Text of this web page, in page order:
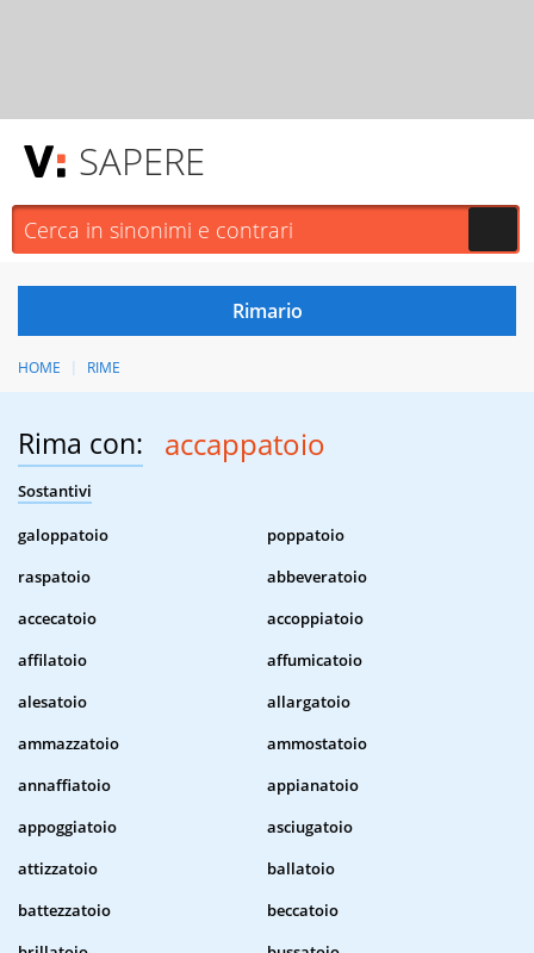
SAPERE
HOME RIME
Rima con: accappatoio
Sostantivi
galoppatoio
poppatoio
raspatoio
abbeveratoio
accecatoio
accoppiatoio
affilatoio
affumicatoio
alesatoio
allargatoio
ammazzatoio
ammostatoio
annaffiatoio
appianatoio
appoggiatoio
asciugatoio
attizzatoio
ballatoio
battezzatoio
beccatoio